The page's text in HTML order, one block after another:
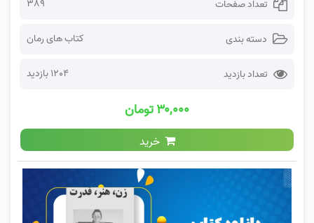
تعداد صفحات 389
دسته بندی کتاب های رمان
تعداد بازدید 1204 بازدید
۳۰,۰۰۰ تومان
خرید